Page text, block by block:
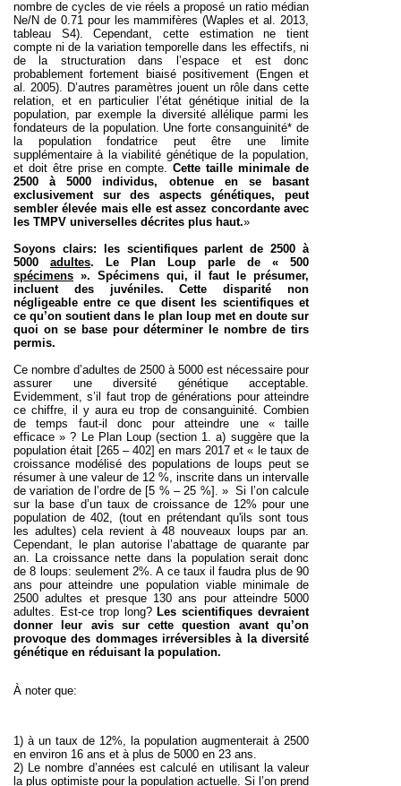
nombre de cycles de vie réels a proposé un ratio médian
Ne/N de 0.71 pour les mammifères (Waples et al. 2013,
tableau S4). Cependant, cette estimation ne tient
compte ni de la variation temporelle dans les effectifs, ni
de la structuration dans l’espace et est donc
probablement fortement biaisé positivement (Engen et
al. 2005). D’autres paramètres jouent un rôle dans cette
relation, et en particulier l’état génétique initial de la
population, par exemple la diversité allélique parmi les
fondateurs de la population. Une forte consanguinité* de
la population fondatrice peut être une limite
supplémentaire à la viabilité génétique de la population,
et doit être prise en compte.Cette taille minimale de
2500 à 5000 individus, obtenue en se basant
exclusivement sur des aspects génétiques, peut
sembler élevée mais elle est assez concordante avec
les TMPV universelles décrites plus haut.»
Soyons clairs: les scientifiques parlent de2500 à
5000
adultes. Le Plan Loup parle de « 500
spécimens ». Spécimens qui, il faut le présumer,
incluent des juvéniles. Cette disparité non
négligeable entre ce que disent les scientifiques et
ce qu’on soutient dans le plan loup met en doute sur
quoi on se base pour déterminer le nombre de tirs
permis.
Ce nombre d’adultes de 2500 à 5000 est nécessaire pour
assurer une diversité génétique acceptable.
Evidemment, s’il faut trop de générations pour atteindre
ce chiffre, il y aura eu trop de consanguinité. Combien
de temps faut-il donc pour atteindre une « taille
efficace » ? Le Plan Loup (section 1. a) suggère que la
population était [265 – 402] en mars 2017 et « le taux de
croissance modélisé des populations de loups peut se
résumer à une valeur de 12 %, inscrite dans un intervalle
de variation de l’ordre de [5 % – 25 %]. » Si l’on calcule
sur la base d’un taux de croissance de 12% pour une
population de 402, (tout en prétendant qu'ils sont tous
les adultes)cela revient à 48 nouveaux loups par an.
Cependant, le plan autorise l’abattage de quarante par
an. La croissance nette dans la population serait donc
de 8 loups: seulement 2%. A ce taux il faudra plus de 90
ans pour atteindre une population viable minimale de
2500 adultes et presque 130 ans pour atteindre 5000
adultes. Est-ce trop long? Les scientifiques devraient
donner leur avis sur cette question avant qu’on
provoque des dommages irréversibles à la diversité
génétique en réduisant la population.
À noter que:
1) à un taux de 12%, la population augmenterait à 2500
en environ 16 ans et à plus de 5000 en 23 ans.
2) Le nombre d’années est calculé en utilisant la valeur
la plus optimiste pour la population actuelle. Si l’on prend